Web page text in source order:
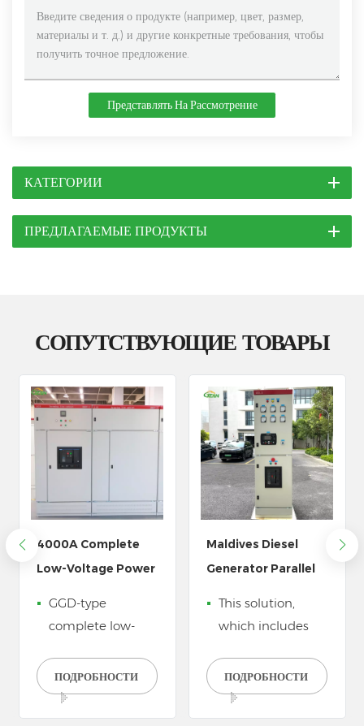
Представлять На Рассмотрение
КАТЕГОРИИ
ПРЕДЛАГАЕМЫЕ ПРОДУКТЫ
СОПУТСТВУЮЩИЕ ТОВАРЫ
4000A Complete
Low-Voltage Power
GGD-type
complete low-
distribution
system is a
custom-
ПОДРОБНОСТИ
Maldives Diesel
Generator Parallel
This solution,
which includes
and low voltage
panels, integrates
multiple diesel
ПОДРОБНОСТИ